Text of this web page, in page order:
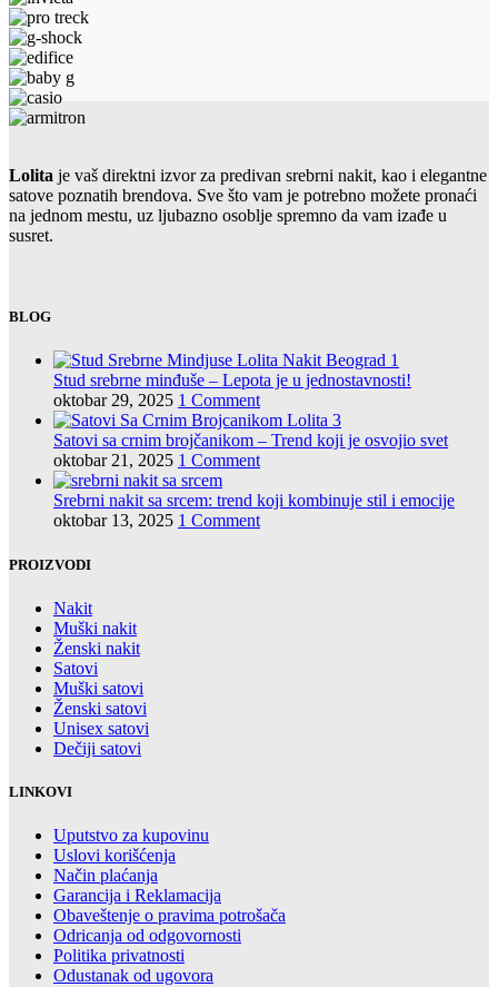
Lolita je vaš direktni izvor za predivan srebrni nakit, kao i elegantne
satove poznatih brendova. Sve što vam je potrebno možete pronaći
na jednom mestu, uz ljubazno osoblje spremno da vam izađe u
susret.
BLOG
Stud srebrne minđuše – Lepota je u jednostavnosti!
oktobar 29, 2025 1 Comment
Satovi sa crnim brojčanikom – Trend koji je osvojio svet
oktobar 21, 2025 1 Comment
Srebrni nakit sa srcem: trend koji kombinuje stil i emocije
oktobar 13, 2025 1 Comment
PROIZVODI
Nakit
Muški nakit
Ženski nakit
Satovi
Muški satovi
Ženski satovi
Unisex satovi
Dečiji satovi
LINKOVI
Uputstvo za kupovinu
Uslovi korišćenja
Način plaćanja
Garancija i Reklamacija
Obaveštenje o pravima potrošača
Odricanja od odgovornosti
Politika privatnosti
Odustanak od ugovora